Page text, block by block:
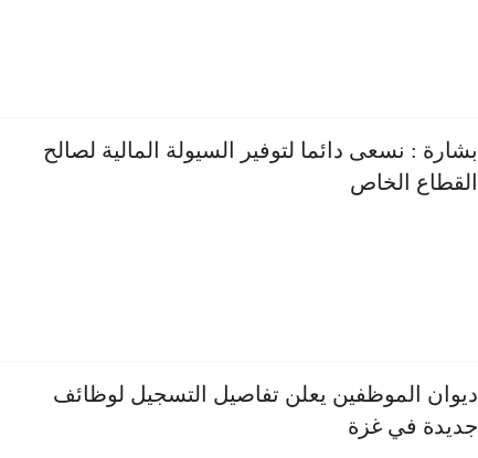
بشارة : نسعى دائما لتوفير السيولة المالية لصالح
القطاع الخاص
ديوان الموظفين يعلن تفاصيل التسجيل لوظائف
جديدة في غزة